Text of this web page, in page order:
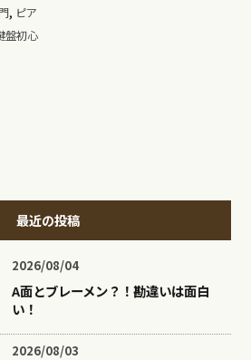
, ピア
盤初心
最近の投稿
2026/08/04
A面とブレーメン？！勘違いは面白
い！
2026/08/03